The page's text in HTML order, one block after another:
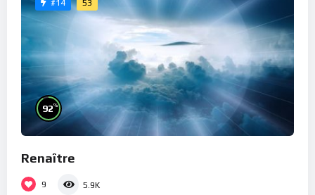
#14 53
92%
Renaître
9 5.9K